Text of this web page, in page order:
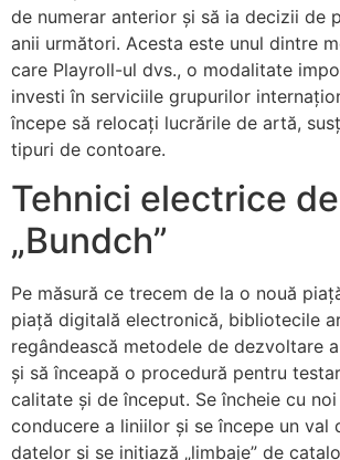
de numerar anterior și să ia decizii de
anii următori. Acesta este unul dintre
care Playroll-ul dvs., o modalitate
investi în serviciile grupurilor
începe să relocați lucrările de artă,
tipuri de contoare.
Tehnici electrice
„Bundch”
Pe măsură ce trecem de la o nouă
piață digitală electronică, bibliotecile
regândească metodele de dezvoltare
și să înceapă o procedură pentru
calitate și de început. Se încheie cu
conducere a liniilor și se începe un val
datelor și se inițiază „limbaje” de